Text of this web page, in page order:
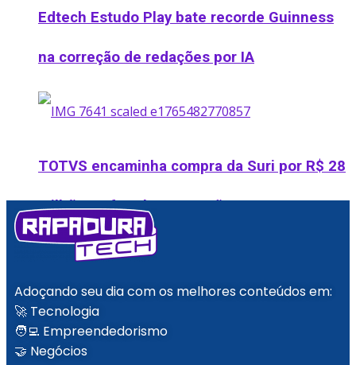
Edtech Estudo Play bate recorde Guinness
na correção de redações por IA
TOTVS encaminha compra da Suri por R$ 28
milhões e fortalece atuação em
conversational commerce
Get in The Ring seleciona as startups mais
Adoçando seu dia com os melhores conteúdos em:
🚀 Tecnologia
🧑‍💻 Empreendedorismo
🤝 Negócios